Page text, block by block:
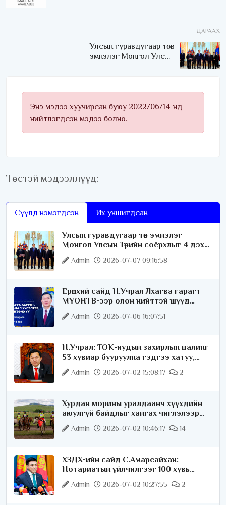
ДАРААХ
Улсын гуравдугаар төв
эмнэлэг Монгол Улсын
Энэ мэдээ хуучирсан буюу 2022/06/14-нд
нийтлэгдсэн мэдээ болно.
Төстэй мэдээллүүд:
Сүүлд нэмэгдсэн Их уншигдсан
Улсын гуравдугаар төв эмнэлэг
Монгол Улсын Төрийн соёрхлыг 4 дэх
удаагаа хүртлээ
Admin 2026-07-07 09:16:58
Ерөнхий сайд Н.Учрал Лхагва гарагт
МҮОНТВ-ээр олон нийттэй шууд
ярилцана
Admin 2026-07-06 16:07:51
Н.Учрал: ТӨК-иудын захирлын цалинг
53 хувиар бууруулна гэдгээ хатуу,
хариуцлагатайгаар хэлье
Admin 2026-07-02 15:08:17 2
Хурдан морины уралдаанч хүүхдийн
аюулгүй байдлыг хангах чиглэлээр
ажиллаж байна
Admin 2026-07-02 10:46:17 14
ХЗДХ-ийн сайд С.Амарсайхан:
Нотариатын үйлчилгээг 100 хувь
цахимжуулна
Admin 2026-07-02 10:27:55 2